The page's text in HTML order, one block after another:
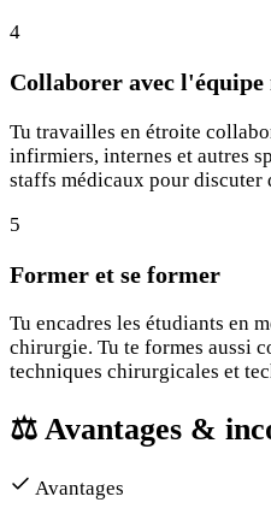
4
Collaborer avec l'équipe
Tu travailles en étroite
infirmiers, internes et autres
staffs médicaux pour discuter
5
Former et se former
Tu encadres les étudiants en
chirurgie. Tu te formes aussi
techniques chirurgicales et
⚖️ Avantages &
Avantages